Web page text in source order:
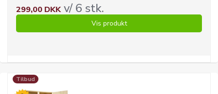
299,00 DKKv/ 6 stk.
Vis produkt
Tilbud